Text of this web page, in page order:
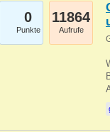
0
Punkte
11864
Aufrufe